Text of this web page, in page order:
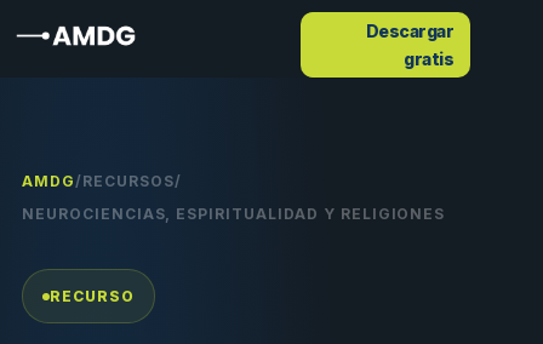
Descargar
gratis
AMDG/RECURSOS/
NEUROCIENCIAS, ESPIRITUALIDAD Y RELIGIONES
RECURSO